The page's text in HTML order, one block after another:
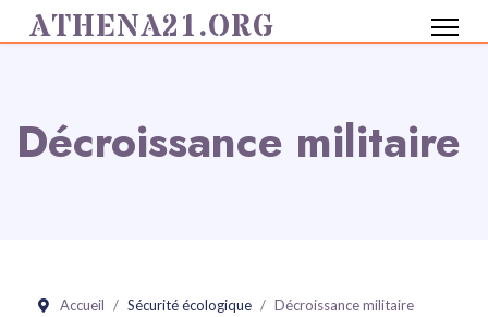
ATHENA21.ORG
Décroissance militaire
Accueil Sécurité écologique
Décroissance militaire